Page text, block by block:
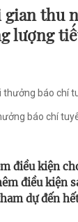
gian thu
lượng
thưởng báo chí
báo chí
điều kiện
điều kiện
dự đến